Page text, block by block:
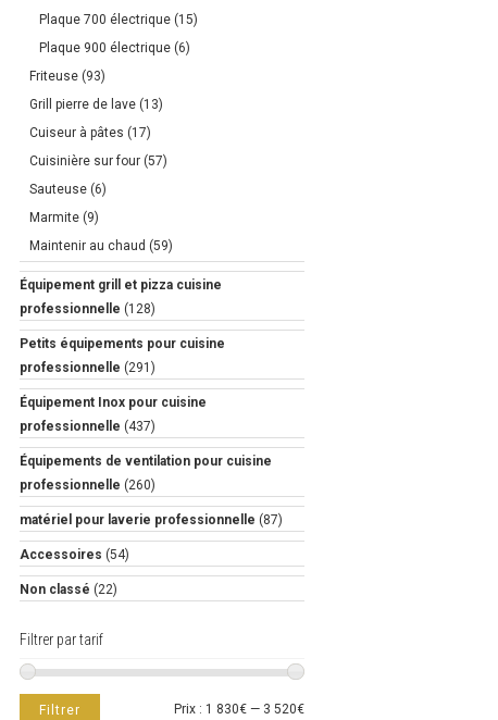
Plaque 700 électrique (15)
Plaque 900 électrique (6)
Friteuse (93)
Grill pierre de lave (13)
Cuiseur à pâtes (17)
Cuisinière sur four (57)
Sauteuse (6)
Marmite (9)
Maintenir au chaud (59)
Équipement grill et pizza cuisine
professionnelle (128)
Petits équipements pour cuisine
professionnelle (291)
Équipement Inox pour cuisine
professionnelle (437)
Équipements de ventilation pour cuisine
professionnelle (260)
matériel pour laverie professionnelle (87)
Accessoires (54)
Non classé (22)
Filtrer par tarif
Prix
Prix
Filtrer Prix : 1 830€— 3 520€